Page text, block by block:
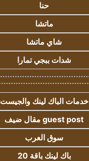
حنا
ماتشا
شاي ماتشا
شدات ببجي تمارا
خدمات الباك لينك والجيست
guest post مقال ضيف
سوق العرب
باك لينك باقة 20